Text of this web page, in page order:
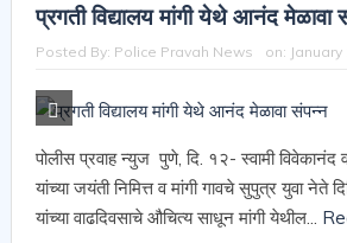
प्रगती विद्यालय मांगी येथे आनंद मेळावा
Posted By: Police Pravah News on: January
पोलीस प्रवाह न्युज पुणे, दि. १२- स्वामी विवेकानंद
यांच्या जयंती निमित्त व मांगी गावचे सुपुत्र युवा नेते
यांच्या वाढदिवसाचे औचित्य साधून मांगी येथील...